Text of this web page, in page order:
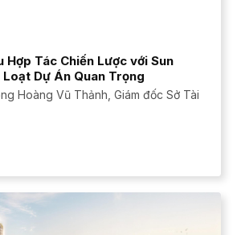
Hợp Tác Chiến Lược với Sun
Dự Án Quan Trọng
Hoàng Vũ Thảnh, Giám đốc Sở Tài